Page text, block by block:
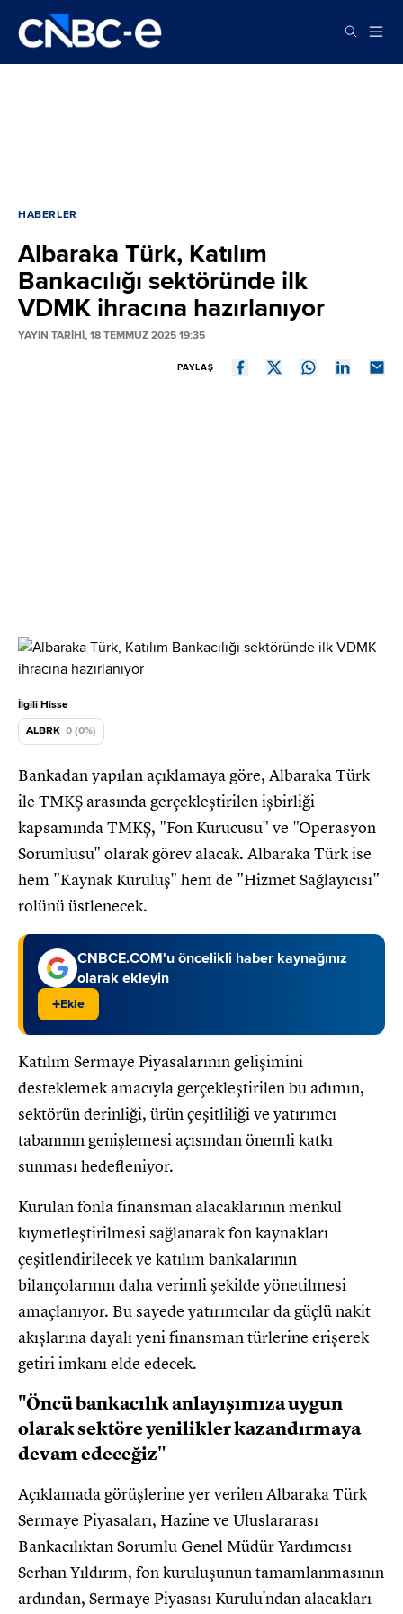
HABERLER
Albaraka Türk, Katılım
Bankacılığı sektöründe ilk
VDMK ihracına hazırlanıyor
YAYIN TARİHİ, 18 TEMMUZ 2025 19:35
PAYLAŞ
İlgili Hisse
ALBRK 0 (0%)
Bankadan yapılan açıklamaya göre, Albaraka Türk
ile TMKŞ arasında gerçekleştirilen işbirliği
kapsamında TMKŞ, "Fon Kurucusu" ve "Operasyon
Sorumlusu" olarak görev alacak. Albaraka Türk ise
hem "Kaynak Kuruluş" hem de "Hizmet Sağlayıcısı"
rolünü üstlenecek.
CNBCE.COM'u öncelikli haber kaynağınız
olarak ekleyin
+Ekle
Katılım Sermaye Piyasalarının gelişimini
desteklemek amacıyla gerçekleştirilen bu adımın,
sektörün derinliği, ürün çeşitliliği ve yatırımcı
tabanının genişlemesi açısından önemli katkı
sunması hedefleniyor.
Kurulan fonla finansman alacaklarının menkul
kıymetleştirilmesi sağlanarak fon kaynakları
çeşitlendirilecek ve katılım bankalarının
bilançolarının daha verimli şekilde yönetilmesi
amaçlanıyor. Bu sayede yatırımcılar da güçlü nakit
akışlarına dayalı yeni finansman türlerine erişerek
getiri imkanı elde edecek.
"Öncü bankacılık anlayışımıza uygun
olarak sektöre yenilikler kazandırmaya
devam edeceğiz"
Açıklamada görüşlerine yer verilen Albaraka Türk
Sermaye Piyasaları, Hazine ve Uluslararası
Bankacılıktan Sorumlu Genel Müdür Yardımcısı
Serhan Yıldırım, fon kuruluşunun tamamlanmasının
ardından, Sermaye Piyasası Kurulu'ndan alacakları